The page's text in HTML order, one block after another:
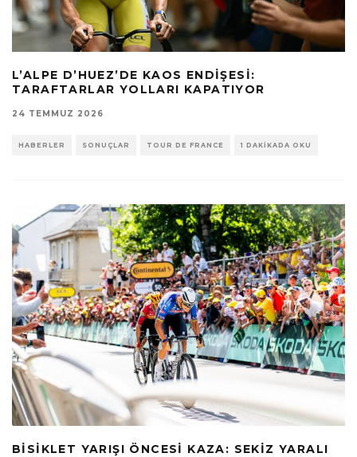
L’ALPE D’HUEZ’DE KAOS ENDIŞESI:
TARAFTARLAR YOLLARI KAPATIYOR
24 TEMMUZ 2026
HABERLER SONUÇLAR TOUR DE FRANCE 1 DAKIKADA OKU
BISIKLET YARIŞI ÖNCESI KAZA: SEKIZ YARALI